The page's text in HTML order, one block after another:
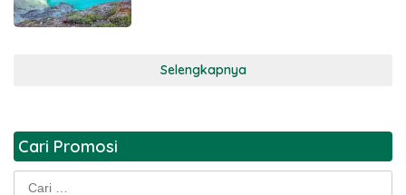
Selengkapnya
Cari Promosi